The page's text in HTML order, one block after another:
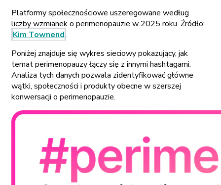
Platformy społecznościowe uszeregowane według
liczby wzmianek o perimenopauzie w 2025 roku. Źródło:
Kim Townend.
Poniżej znajduje się wykres sieciowy pokazujący, jak
temat perimenopauzy łączy się z innymi hashtagami.
Analiza tych danych pozwala zidentyfikować główne
wątki, społeczności i produkty obecne w szerszej
konwersacji o perimenopauzie.